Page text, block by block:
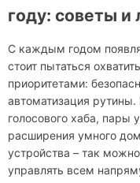
году: советы и
С каждым годом
стоит пытаться
приоритетами:
автоматизация
голосового хаба,
расширения умного
устройства – так
управлять всем